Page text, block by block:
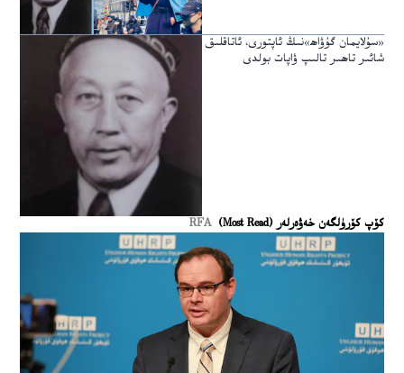
«سۇلايمان گۇۋاھ»نىڭ ئاپتورى، ئاتاقلىق
شائىر تاھىر تالىپ ۋاپات بولدى
كۆپ كۆرۈلگەن خەۋەرلەر (Most Read) RFA